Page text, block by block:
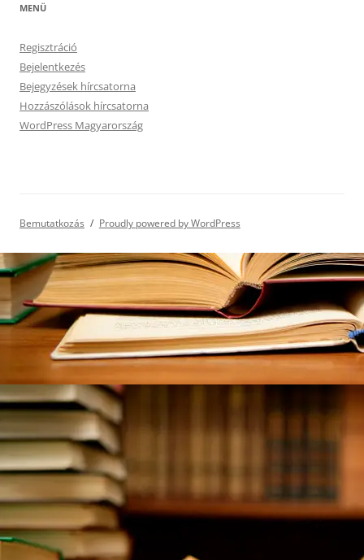
MENÜ
Regisztráció
Bejelentkezés
Bejegyzések hírcsatorna
Hozzászólások hírcsatorna
WordPress Magyarország
Bemutatkozás Proudly powered by WordPress